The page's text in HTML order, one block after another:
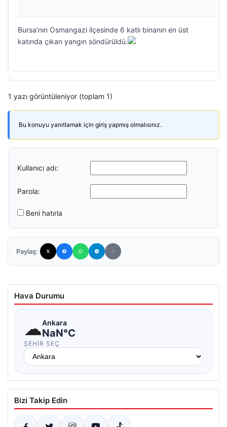
Bursa’nın Osmangazi ilçesinde 6 katlı binanın en üst
katında çıkan yangın söndürüldü.
1 yazı görüntüleniyor (toplam 1)
Bu konuyu yanıtlamak için giriş yapmış olmalısınız.
Kullanıcı adı:
Parola:
Beni hatırla
Paylaş:
Hava Durumu
☁Ankara
NaN°C
ŞEHIR SEÇ
Bizi Takip Edin